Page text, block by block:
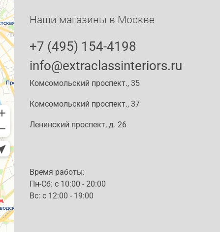
Наши магазины в Москве
+7 (495) 154-4198
info@extraclassinteriors.ru
Комсомольский проспект., 35
Комсомольский проспект., 37
Ленинский проспект, д. 26
Время работы:
Пн-Сб: c 10:00 - 20:00
Вс: с 12:00 - 19:00